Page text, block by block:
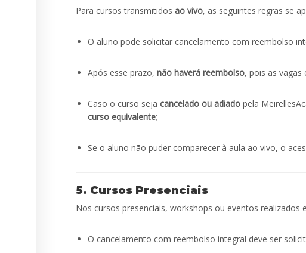
Para cursos transmitidos ao vivo, as seguintes regras se
O aluno pode solicitar cancelamento com reembolso
Após esse prazo, não haverá reembolso, pois as
Caso o curso seja cancelado ou adiado pela
curso equivalente;
Se o aluno não puder comparecer à aula ao vivo, o
5. Cursos Presenciais
Nos cursos presenciais, workshops ou eventos realizados
O cancelamento com reembolso integral deve ser